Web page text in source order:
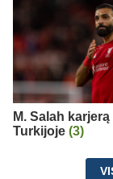
M. Salah karjerą
Turkijoje (3)